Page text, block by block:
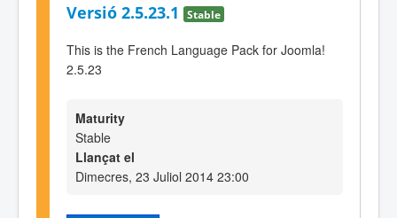
Versió 2.5.23.1 Stable
This is the French Language Pack for Joomla!
2.5.23
Maturity
Stable
Llançat el
Dimecres, 23 Juliol 2014 23:00